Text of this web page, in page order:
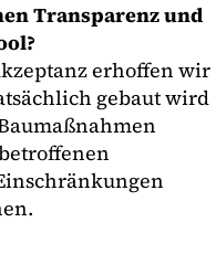
Transparenz und
erhoffen wir
gebaut wird